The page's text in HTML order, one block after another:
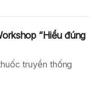
“Hiểu đúng
truyền thống